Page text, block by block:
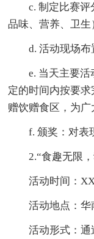
c. 制定比赛评分
品味、营养、卫生
d. 活动现场布
e. 当天主要活
定的时间内按要
赠饮赠食区，为广
f. 颁奖：对表现
2.“食趣无限，
活动时间：XX
活动地点：华
活动形式：通